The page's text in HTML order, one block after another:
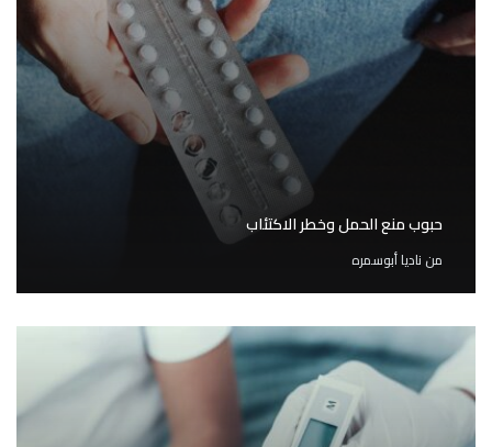
حبوب منع الحمل وخطر الاكتئاب
من ناديا أبوسمره